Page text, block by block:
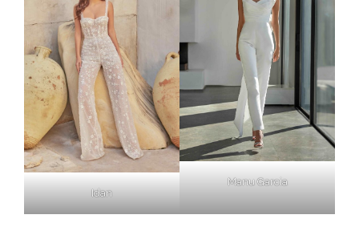
Idan
Manu Garcia